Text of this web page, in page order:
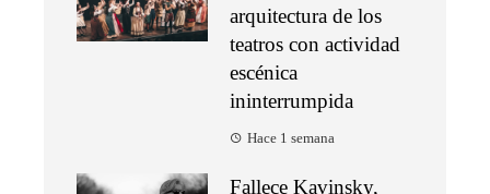
arquitectura de los
teatros con actividad
escénica
ininterrumpida
Hace 1 semana
Fallece Kavinsky,